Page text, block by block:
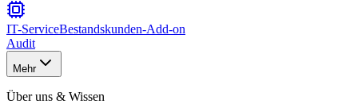
IT-ServiceBestandskunden-Add-on
Audit
Mehr
Über uns & Wissen